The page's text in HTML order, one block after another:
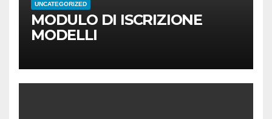
UNCATEGORIZED
MODULO DI ISCRIZIONE
MODELLI